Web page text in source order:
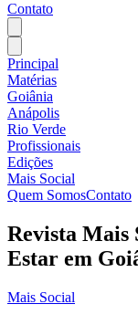
Contato
Principal
Matérias
Goiânia
Anápolis
Rio Verde
Profissionais
Edições
Mais Social
Quem SomosContato
Revista Mais
Estar em
Mais Social